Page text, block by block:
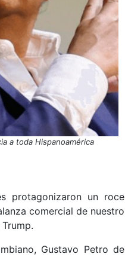
a toda Hispanoamérica
protagonizaron un roce
comercial de nuestro
Gustavo Petro de